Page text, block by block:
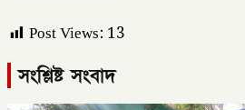
Post Views: 13
সংশ্লিষ্ট সংবাদ